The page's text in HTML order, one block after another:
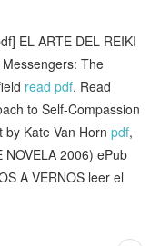
EL ARTE DEL REIKI
The
read pdf, Read
to Self-Compassion
by Kate Van Hornpdf,
NOVELA 2006) ePub
A VERNOS leer el